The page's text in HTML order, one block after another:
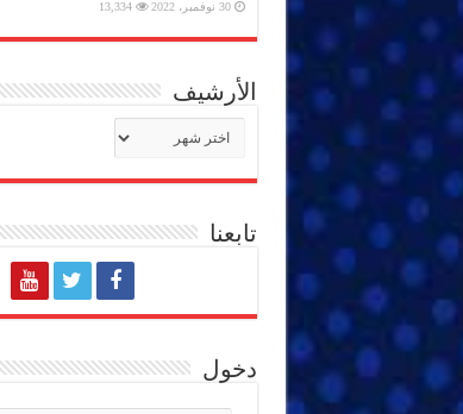
30 نوفمبر، 2022 13,334
الأرشيف
تابعنا
دخول